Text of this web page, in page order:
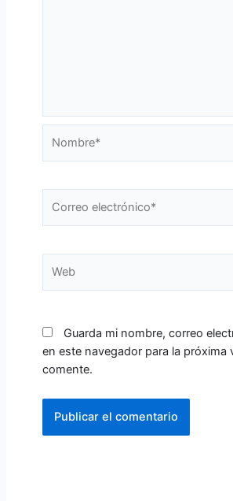
electrónico*
Guarda mi nombre, correo
en este navegador para la próxima
comente.